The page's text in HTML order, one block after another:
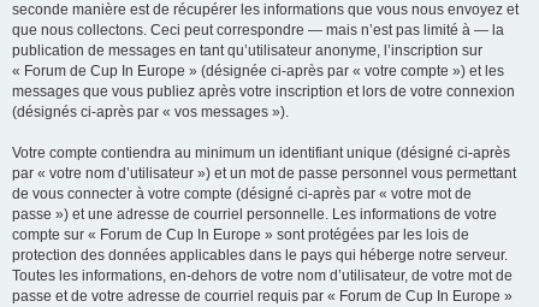
seconde manière est de récupérer les informations que vous nous envoyez et
que nous collectons. Ceci peut correspondre — mais n’est pas limité à — la
publication de messages en tant qu’utilisateur anonyme, l’inscription sur
« Forum de Cup In Europe » (désignée ci-après par « votre compte ») et les
messages que vous publiez après votre inscription et lors de votre connexion
(désignés ci-après par « vos messages »).
Votre compte contiendra au minimum un identifiant unique (désigné ci-après
par « votre nom d’utilisateur ») et un mot de passe personnel vous permettant
de vous connecter à votre compte (désigné ci-après par « votre mot de
passe ») et une adresse de courriel personnelle. Les informations de votre
compte sur « Forum de Cup In Europe » sont protégées par les lois de
protection des données applicables dans le pays qui héberge notre serveur.
Toutes les informations, en-dehors de votre nom d’utilisateur, de votre mot de
passe et de votre adresse de courriel requis par « Forum de Cup In Europe »